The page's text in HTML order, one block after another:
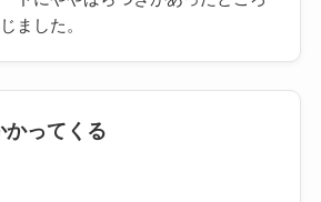
ました。
かってくる